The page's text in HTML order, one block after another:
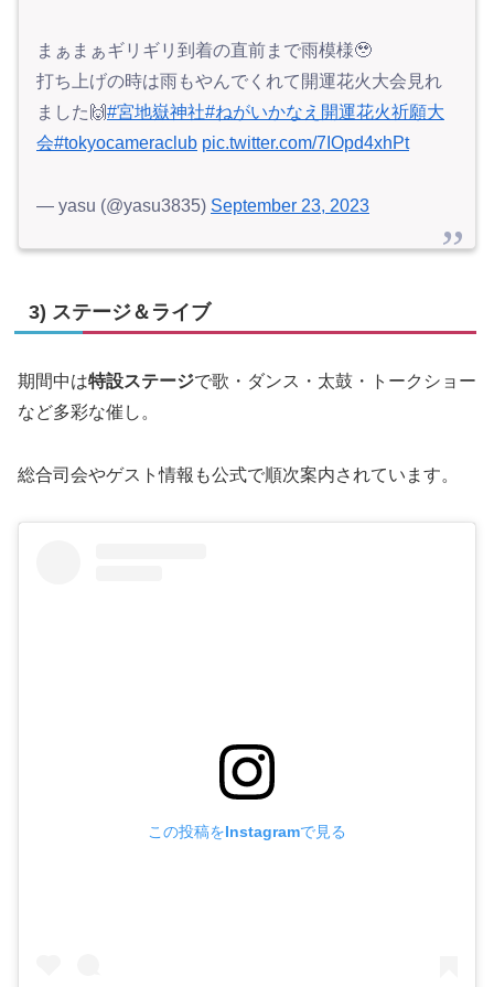
まぁまぁギリギリ到着の直前まで雨模様🥹
打ち上げの時は雨もやんでくれて開運花火大会見れ
ました🙌#宮地嶽神社#ねがいかなえ開運花火祈願大
会#tokyocameraclub pic.twitter.com/7IOpd4xhPt
— yasu (@yasu3835) September 23, 2023
3) ステージ＆ライブ
期間中は特設ステージで歌・ダンス・太鼓・トークショー
など多彩な催し。
総合司会やゲスト情報も公式で順次案内されています。
この投稿をInstagramで見る